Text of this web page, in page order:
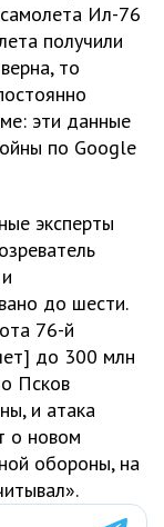
Ил-76
получили
то
эти данные
по Google
эксперты
до шести.
76-й
до 300 млн
Псков
и атака
о новом
обороны, на